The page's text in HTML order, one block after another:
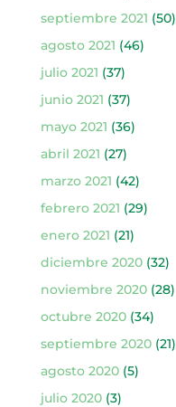
septiembre 2021 (50)
agosto 2021 (46)
julio 2021 (37)
junio 2021 (37)
mayo 2021 (36)
abril 2021 (27)
marzo 2021 (42)
febrero 2021 (29)
enero 2021 (21)
diciembre 2020(32)
noviembre 2020(28)
octubre 2020(34)
septiembre 2020(21)
agosto 2020(5)
julio 2020(3)